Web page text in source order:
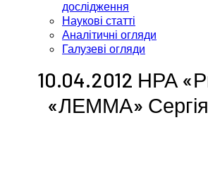
дослідження
Наукові статті
Аналітичні огляди
Галузеві огляди
10.04.2012 НРА
«ЛЕММА»